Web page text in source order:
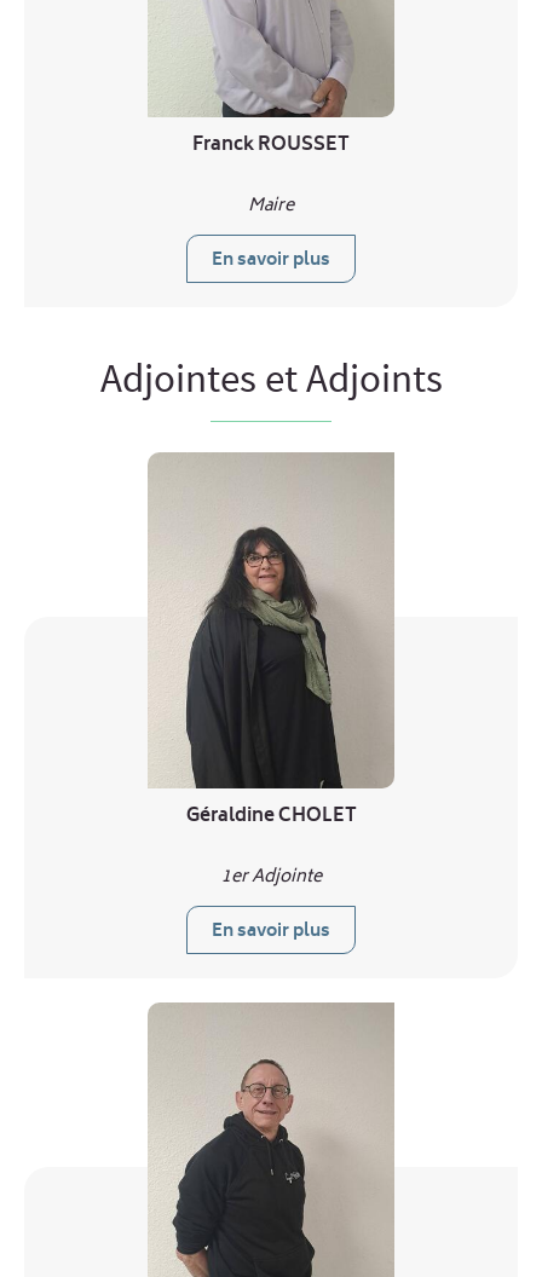
Franck ROUSSET
Maire
En savoir plus
Adjointes et Adjoints
Géraldine CHOLET
1er Adjointe
En savoir plus